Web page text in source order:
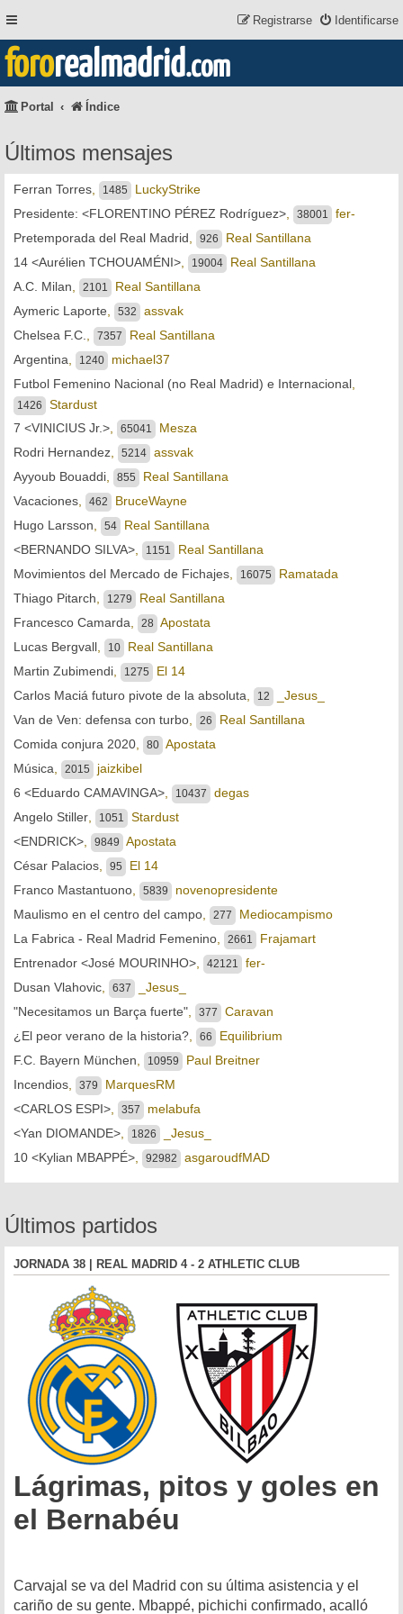
Identificarse
Registrarse
fororealmadrid.com
Portal Índice
Últimos mensajes
Ferran Torres 1485
LuckyStrike
Presidente: <FLORENTINO PÉREZ Rodríguez>
38001
fer-
Pretemporada del Real Madrid
926
Real Santillana
14 <Aurélien TCHOUAMÉNI>
19004
Real Santillana
A.C. Milan
2101
Real Santillana
Aymeric Laporte
532
assvak
Chelsea F.C.
7357
Real Santillana
Argentina
1240
michael37
Futbol Femenino Nacional (no Real Madrid) e Internacional
1426
Stardust
7 <VINICIUS Jr.>
65041
Mesza
Rodri Hernandez
5214
assvak
Ayyoub Bouaddi
855
Real Santillana
Vacaciones
462
BruceWayne
Hugo Larsson
54
Real Santillana
<BERNANDO SILVA>
1151
Real Santillana
Movimientos del Mercado de Fichajes
16075
Ramatada
Thiago Pitarch
1279
Real Santillana
Francesco Camarda
28
Apostata
Lucas Bergvall
10
Real Santillana
Martin Zubimendi
1275
El 14
Carlos Maciá futuro pivote de la absoluta
12
_Jesus_
Van de Ven: defensa con turbo
26
Real Santillana
Comida conjura 2020
80 Apostata
Música
2015
jaizkibel
6 <Eduardo CAMAVINGA>
10437
degas
Angelo Stiller
1051
Stardust
<ENDRICK>
9849
Apostata
César Palacios
95
El 14
Franco Mastantuono
5839
novenopresidente
Maulismo en el centro del campo
277
Mediocampismo
La Fabrica - Real Madrid Femenino
2661
Frajamart
Entrenador <José MOURINHO>
42121
fer-
Dusan Vlahovic
637
_Jesus_
"Necesitamos un Barça fuerte"
377
Caravan
¿El peor verano de la historia?
66
Equilibrium
F.C. Bayern München
10959
Paul Breitner
Incendios
379
MarquesRM
<CARLOS ESPI>
357
melabufa
<Yan DIOMANDE>
1826
_Jesus_
10 <Kylian MBAPPÉ>
92982 asgaroudfMAD
Últimos partidos
JORNADA 38 | REAL MADRID 4 - 2 ATHLETIC CLUB
Lágrimas, pitos y goles en
el Bernabéu
Carvajal se va del Madrid con su última asistencia y el
cariño de su gente. Mbappé, pichichi confirmado, acalló